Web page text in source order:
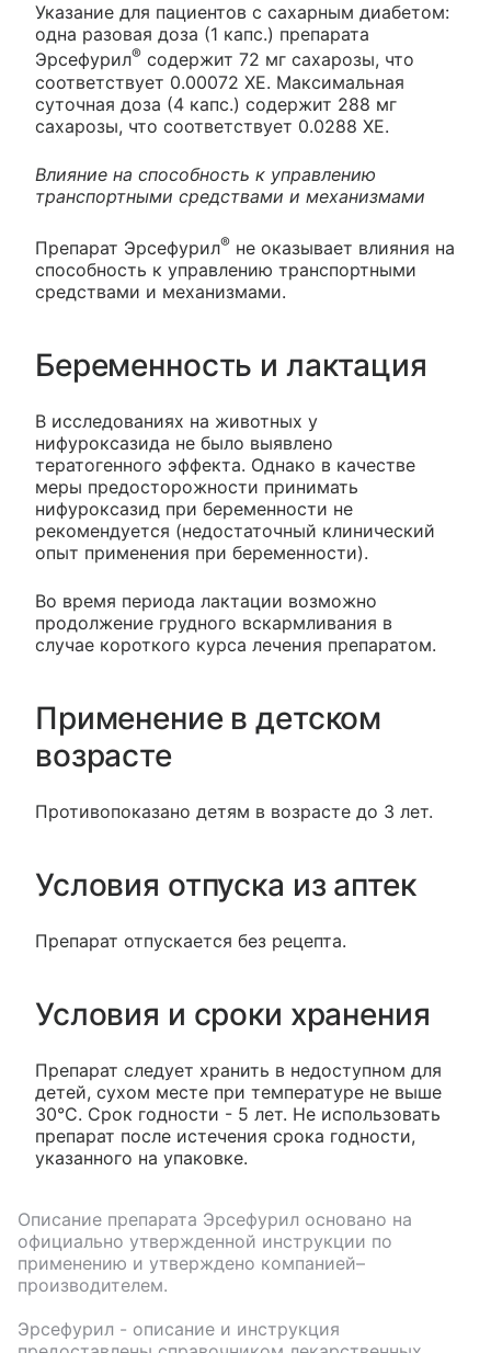
Указание для пациентов с сахарным диабетом:
одна разовая доза (1 капс.) препарата
Эрсефурил® содержит 72 мг сахарозы, что
соответствует 0.00072 ХЕ. Максимальная
суточная доза (4 капс.) содержит 288 мг
сахарозы, что соответствует 0.0288 ХЕ.
Влияние на способность к управлению
транспортными средствами и механизмами
Препарат Эрсефурил® не оказывает влияния на
способность к управлению транспортными
средствами и механизмами.
Беременность и лактация
В исследованиях на животных у
нифуроксазида не было выявлено
тератогенного эффекта. Однако в качестве
меры предосторожности принимать
нифуроксазид при беременности не
рекомендуется (недостаточный клинический
опыт применения при беременности).
Во время периода лактации возможно
продолжение грудного вскармливания в
случае короткого курса лечения препаратом.
Применение в детском
возрасте
Противопоказано детям в возрасте до 3 лет.
Условия отпуска из аптек
Препарат отпускается без рецепта.
Условия и сроки хранения
Препарат следует хранить в недоступном для
детей, сухом месте при температуре не выше
30°С. Срок годности - 5 лет. Не использовать
препарат после истечения срока годности,
указанного на упаковке.
Описание препарата Эрсефурил основано на
официально утвержденной инструкции по
применению и утверждено компанией–
производителем.
Эрсефурил - описание и инструкция